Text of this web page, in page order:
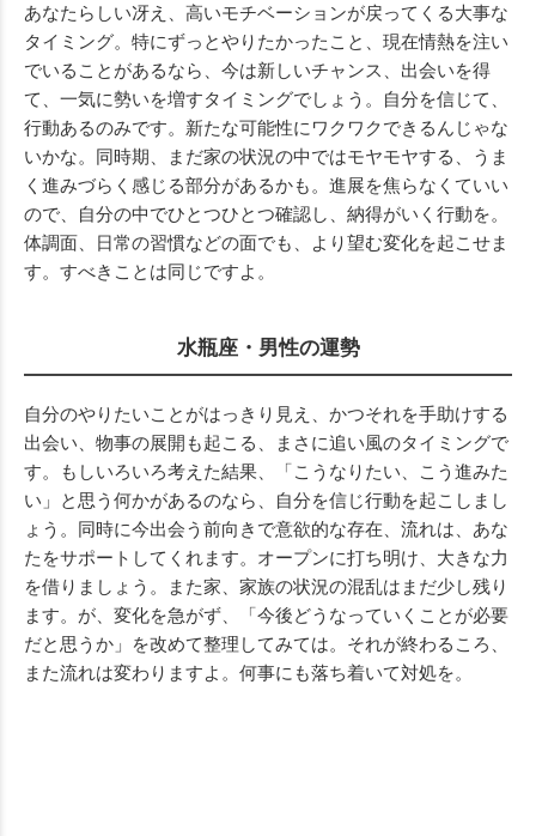
あなたらしい冴え、高いモチベーションが戻ってくる大事な
タイミング。特にずっとやりたかったこと、現在情熱を注い
でいることがあるなら、今は新しいチャンス、出会いを得
て、一気に勢いを増すタイミングでしょう。自分を信じて、
行動あるのみです。新たな可能性にワクワクできるんじゃな
いかな。同時期、まだ家の状況の中ではモヤモヤする、うま
く進みづらく感じる部分があるかも。進展を焦らなくていい
ので、自分の中でひとつひとつ確認し、納得がいく行動を。
体調面、日常の習慣などの面でも、より望む変化を起こせま
す。すべきことは同じですよ。
水瓶座・男性の運勢
自分のやりたいことがはっきり見え、かつそれを手助けする
出会い、物事の展開も起こる、まさに追い風のタイミングで
す。もしいろいろ考えた結果、「こうなりたい、こう進みた
い」と思う何かがあるのなら、自分を信じ行動を起こしまし
ょう。同時に今出会う前向きで意欲的な存在、流れは、あな
たをサポートしてくれます。オープンに打ち明け、大きな力
を借りましょう。また家、家族の状況の混乱はまだ少し残り
ます。が、変化を急がず、「今後どうなっていくことが必要
だと思うか」を改めて整理してみては。それが終わるころ、
また流れは変わりますよ。何事にも落ち着いて対処を。